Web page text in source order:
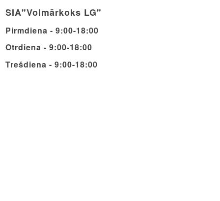
SIA"Volmārkoks LG"
Pirmdiena - 9:00-18:00
Otrdiena - 9:00-18:00
Trešdiena - 9:00-18:00